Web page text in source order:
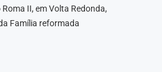
II, em Volta Redonda,
Família reformada